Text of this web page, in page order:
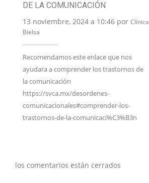
DE LA COMUNICACIÓN
13 noviembre, 2024 a 10:46 por Clínica
Bielsa
Recomendamos este enlace que nos
ayudara a comprender los trastornos de
la comunicación
https://svca.mx/desordenes-
comunicacionales#comprender-los-
trastornos-de-la-comunicaci%C3%B3n
los comentarios están cerrados